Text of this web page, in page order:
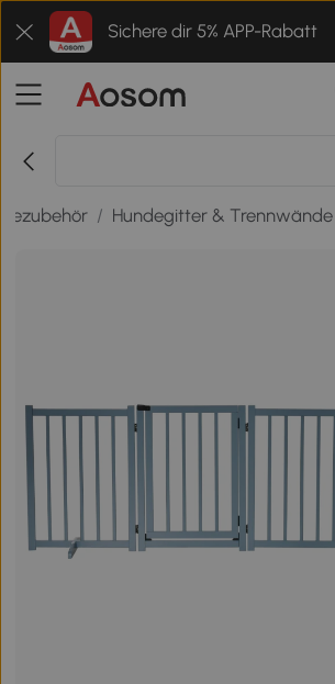
Sichere dir 5% APP-Rabatt
/ Hundegitter & Trennwände